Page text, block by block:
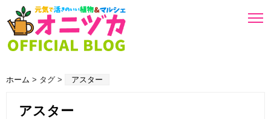
ホーム > タグ > アスター
アスター